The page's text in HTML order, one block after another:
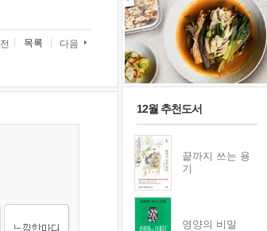
목록 다음
12월 추천도서
끝까지 쓰는 용
기
영양의 비밀